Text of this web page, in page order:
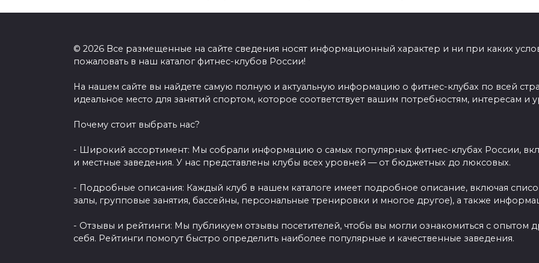
© 2026 Все размещенные на сайте сведения носят информационный характер и ни при каких
пожаловать в наш каталог фитнес-клубов России!
На нашем сайте вы найдете самую полную и актуальную информацию о фитнес-клубах по всей
идеальное место для занятий спортом, которое соответствует вашим потребностям, интересам и
Почему стоит выбрать нас?
- Широкий ассортимент: Мы собрали информацию о самых популярных фитнес-клубах России,
и местные заведения. У нас представлены клубы всех уровней — от бюджетных до люксовых.
- Подробные описания: Каждый клуб в нашем каталоге имеет подробное описание, включая
залы, групповые занятия, бассейны, персональные тренировки и многое другое), а также
- Отзывы и рейтинги: Мы публикуем отзывы посетителей, чтобы вы могли ознакомиться с опытом
себя. Рейтинги помогут быстро определить наиболее популярные и качественные заведения.